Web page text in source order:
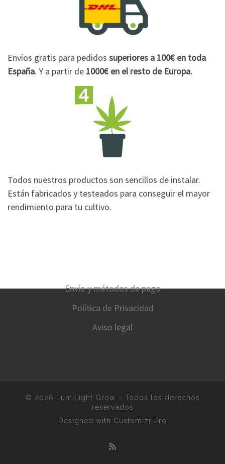
Envíos gratis para pedidos superiores a 100€ en toda
España. Y a partir de 1000€ en el resto de Europa.
Todos nuestros productos son sencillos de instalar.
Están fabricados y testeados para conseguir el mayor
rendimiento para tu cultivo.
Envío y métodos de pago
Política de Privacidad
Aviso legal
© 2026 LumiLight Grow – Todos los derechos
reservados
Designed with Customizr Pro